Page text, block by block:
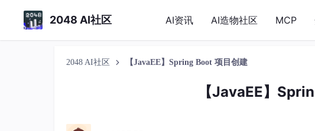
2048 AI社区 AI资讯 AI造物社区 MCP
2048 AI社区 【JavaEE】Spring Boot 项目创建
【JavaEE】